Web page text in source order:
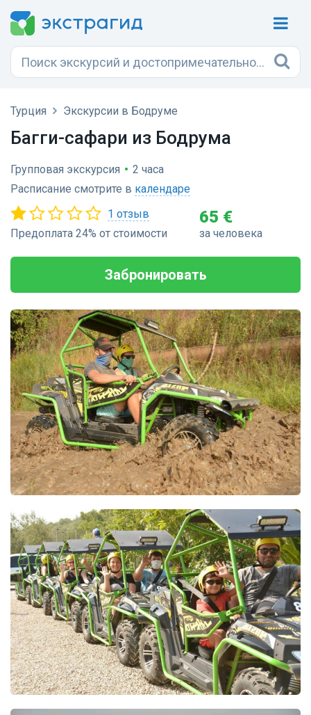
Турция Экскурсии в Бодруме
Багги-cафари из Бодрума
Групповая экскурсия • 2 часа
Расписание смотрите в календаре
1 отзыв
Предоплата 24% от стоимости
65 €
за человека
Забронировать